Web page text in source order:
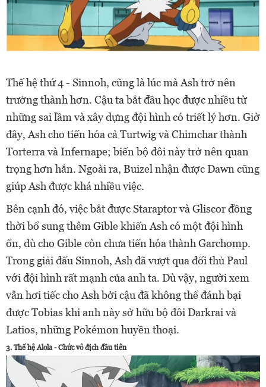
Thế hệ thứ 4 - Sinnoh, cũng là lúc mà Ash trở nên
trưởng thành hơn. Cậu ta bắt đầu học được nhiều từ
những sai lầm và xây dựng đội hình có triết lý hơn. Giờ
đây, Ash cho tiến hóa cả Turtwig và Chimchar thành
Torterra và Infernape; biến bộ đôi này trở nên quan
trọng hơn hẳn. Ngoài ra, Buizel nhận được Dawn cũng
giúp Ash được khá nhiều việc.
Bên cạnh đó, việc bắt được Staraptor và Gliscor đồng
thời bổ sung thêm Gible khiến Ash có một đội hình
ổn, dù cho Gible còn chưa tiến hóa thành Garchomp.
Trong giải đấu Sinnoh, Ash đã vượt qua đối thủ Paul
với đội hình rất mạnh của anh ta. Dù vậy, người xem
vẫn hơi tiếc cho Ash bởi cậu đã không thể đánh bại
được Tobias khi anh này sở hữu bộ đôi Darkrai và
Latios, những Pokémon huyền thoại.
3. Thế hệ Alola - Chức vô địch đầu tiên